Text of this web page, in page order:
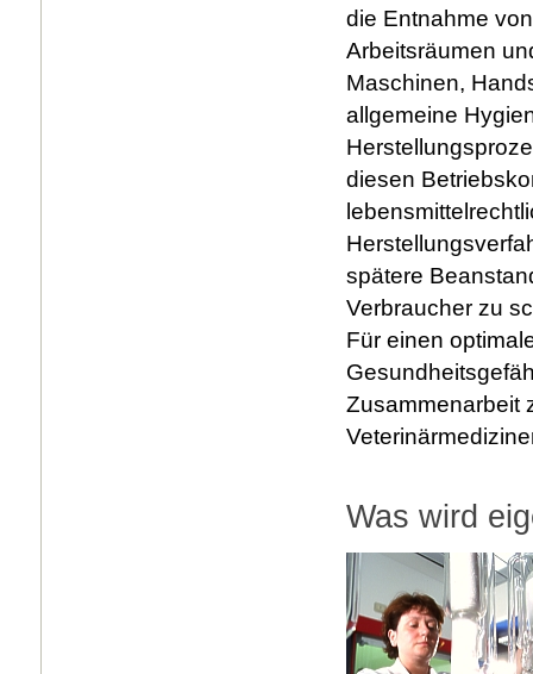
die Entnahme
Arbeitsräumen
Maschinen,
allgemeine
diesen
spätere
Verbraucher zu
Für einen
Zusammenarbeit
Was wird